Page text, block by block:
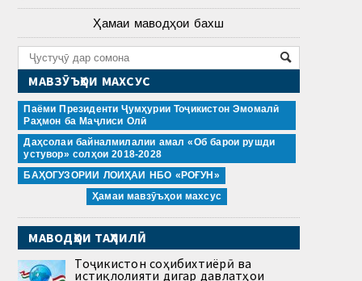
Ҳамаи маводҳои бахш
МАВЗӮЪҲОИ МАХСУС
Паёми Президенти Ҷумҳурии Тоҷикистон Эмомалӣ
Раҳмон ба Маҷлиси Олӣ
Даҳсолаи байналмилалии амал «Об барои рушди
устувор» солҳои 2018-2028
БАҲОГУЗОРИИ ЛОИҲАИ НБО «РОҒУН»
Ҳамаи мавзӯъҳои махсус
МАВОДҲОИ ТАҲЛИЛӢ
Тоҷикистон соҳибихтиёрӣ ва
истиқлолияти дигар давлатҳои